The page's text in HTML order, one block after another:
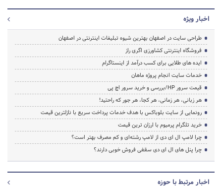
اخبار ویژه
طراحی سایت در اصفهان بهترین شیوه تبلیغات اینترنتی در اصفهان
فروشگاه اینترنتی کشاورزی اگری راز
ایده های طلایی برای کسب درآمد از اینستاگرام
خدمات سایت انجام پروژه ماهان
قیمت سرور HP/بررسی و خرید سرور اچ پی
هر زبانی، هر زمانی، هر کجا، هر جور که راحتید!
رونمایی از سایت بلوباکس با هدف خدمات پرداخت سریع با نازلترین قیمت
خرید تلگرام پرمیوم با ارزان ترین قیمت
چرا لامپ ال ای دی از لامپ رشته‌ای و کم مصرف بهتر است؟
چرا پنل های ال ای دی سقفی فروش خوبی دارند؟
اخبار مرتبط با حوزه